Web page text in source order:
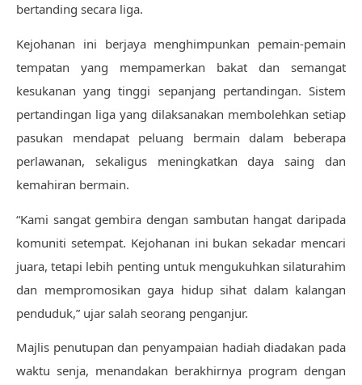
bertanding secara liga.
Kejohanan ini berjaya menghimpunkan pemain-pemain
tempatan yang mempamerkan bakat dan semangat
kesukanan yang tinggi sepanjang pertandingan. Sistem
pertandingan liga yang dilaksanakan membolehkan setiap
pasukan mendapat peluang bermain dalam beberapa
perlawanan, sekaligus meningkatkan daya saing dan
kemahiran bermain.
“Kami sangat gembira dengan sambutan hangat daripada
komuniti setempat. Kejohanan ini bukan sekadar mencari
juara, tetapi lebih penting untuk mengukuhkan silaturahim
dan mempromosikan gaya hidup sihat dalam kalangan
penduduk,” ujar salah seorang penganjur.
Majlis penutupan dan penyampaian hadiah diadakan pada
waktu senja, menandakan berakhirnya program dengan